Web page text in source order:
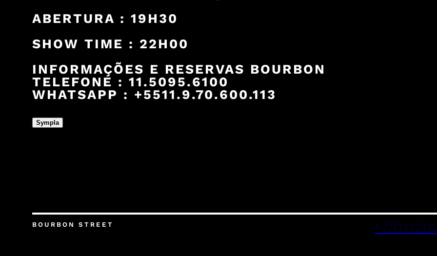
ABERTURA : 19H30
SHOW TIME : 22H00
INFORMAÇÕES E RESERVAS BOURBON
TELEFONE : 11.5095.6100
WHATSAPP : +5511.9.70.600.113
Sympla
BOURBON STREET 17/01/